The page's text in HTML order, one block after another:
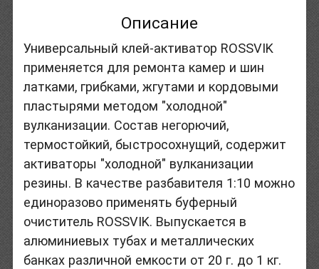
Описание
Универсальный клей-активатор ROSSVIK
применяется для ремонта камер и шин
латками, грибками, жгутами и кордовыми
пластырями методом "холодной"
вулканизации. Состав негорючий,
термостойкий, быстросохнущий, содержит
активаторы "холодной" вулканизации
резины. В качестве разбавителя 1:10 можно
единоразово применять буферный
очиститель ROSSVIK. Выпускается в
алюминиевых тубах и металлических
банках различной емкости от 20 г. до 1 кг.